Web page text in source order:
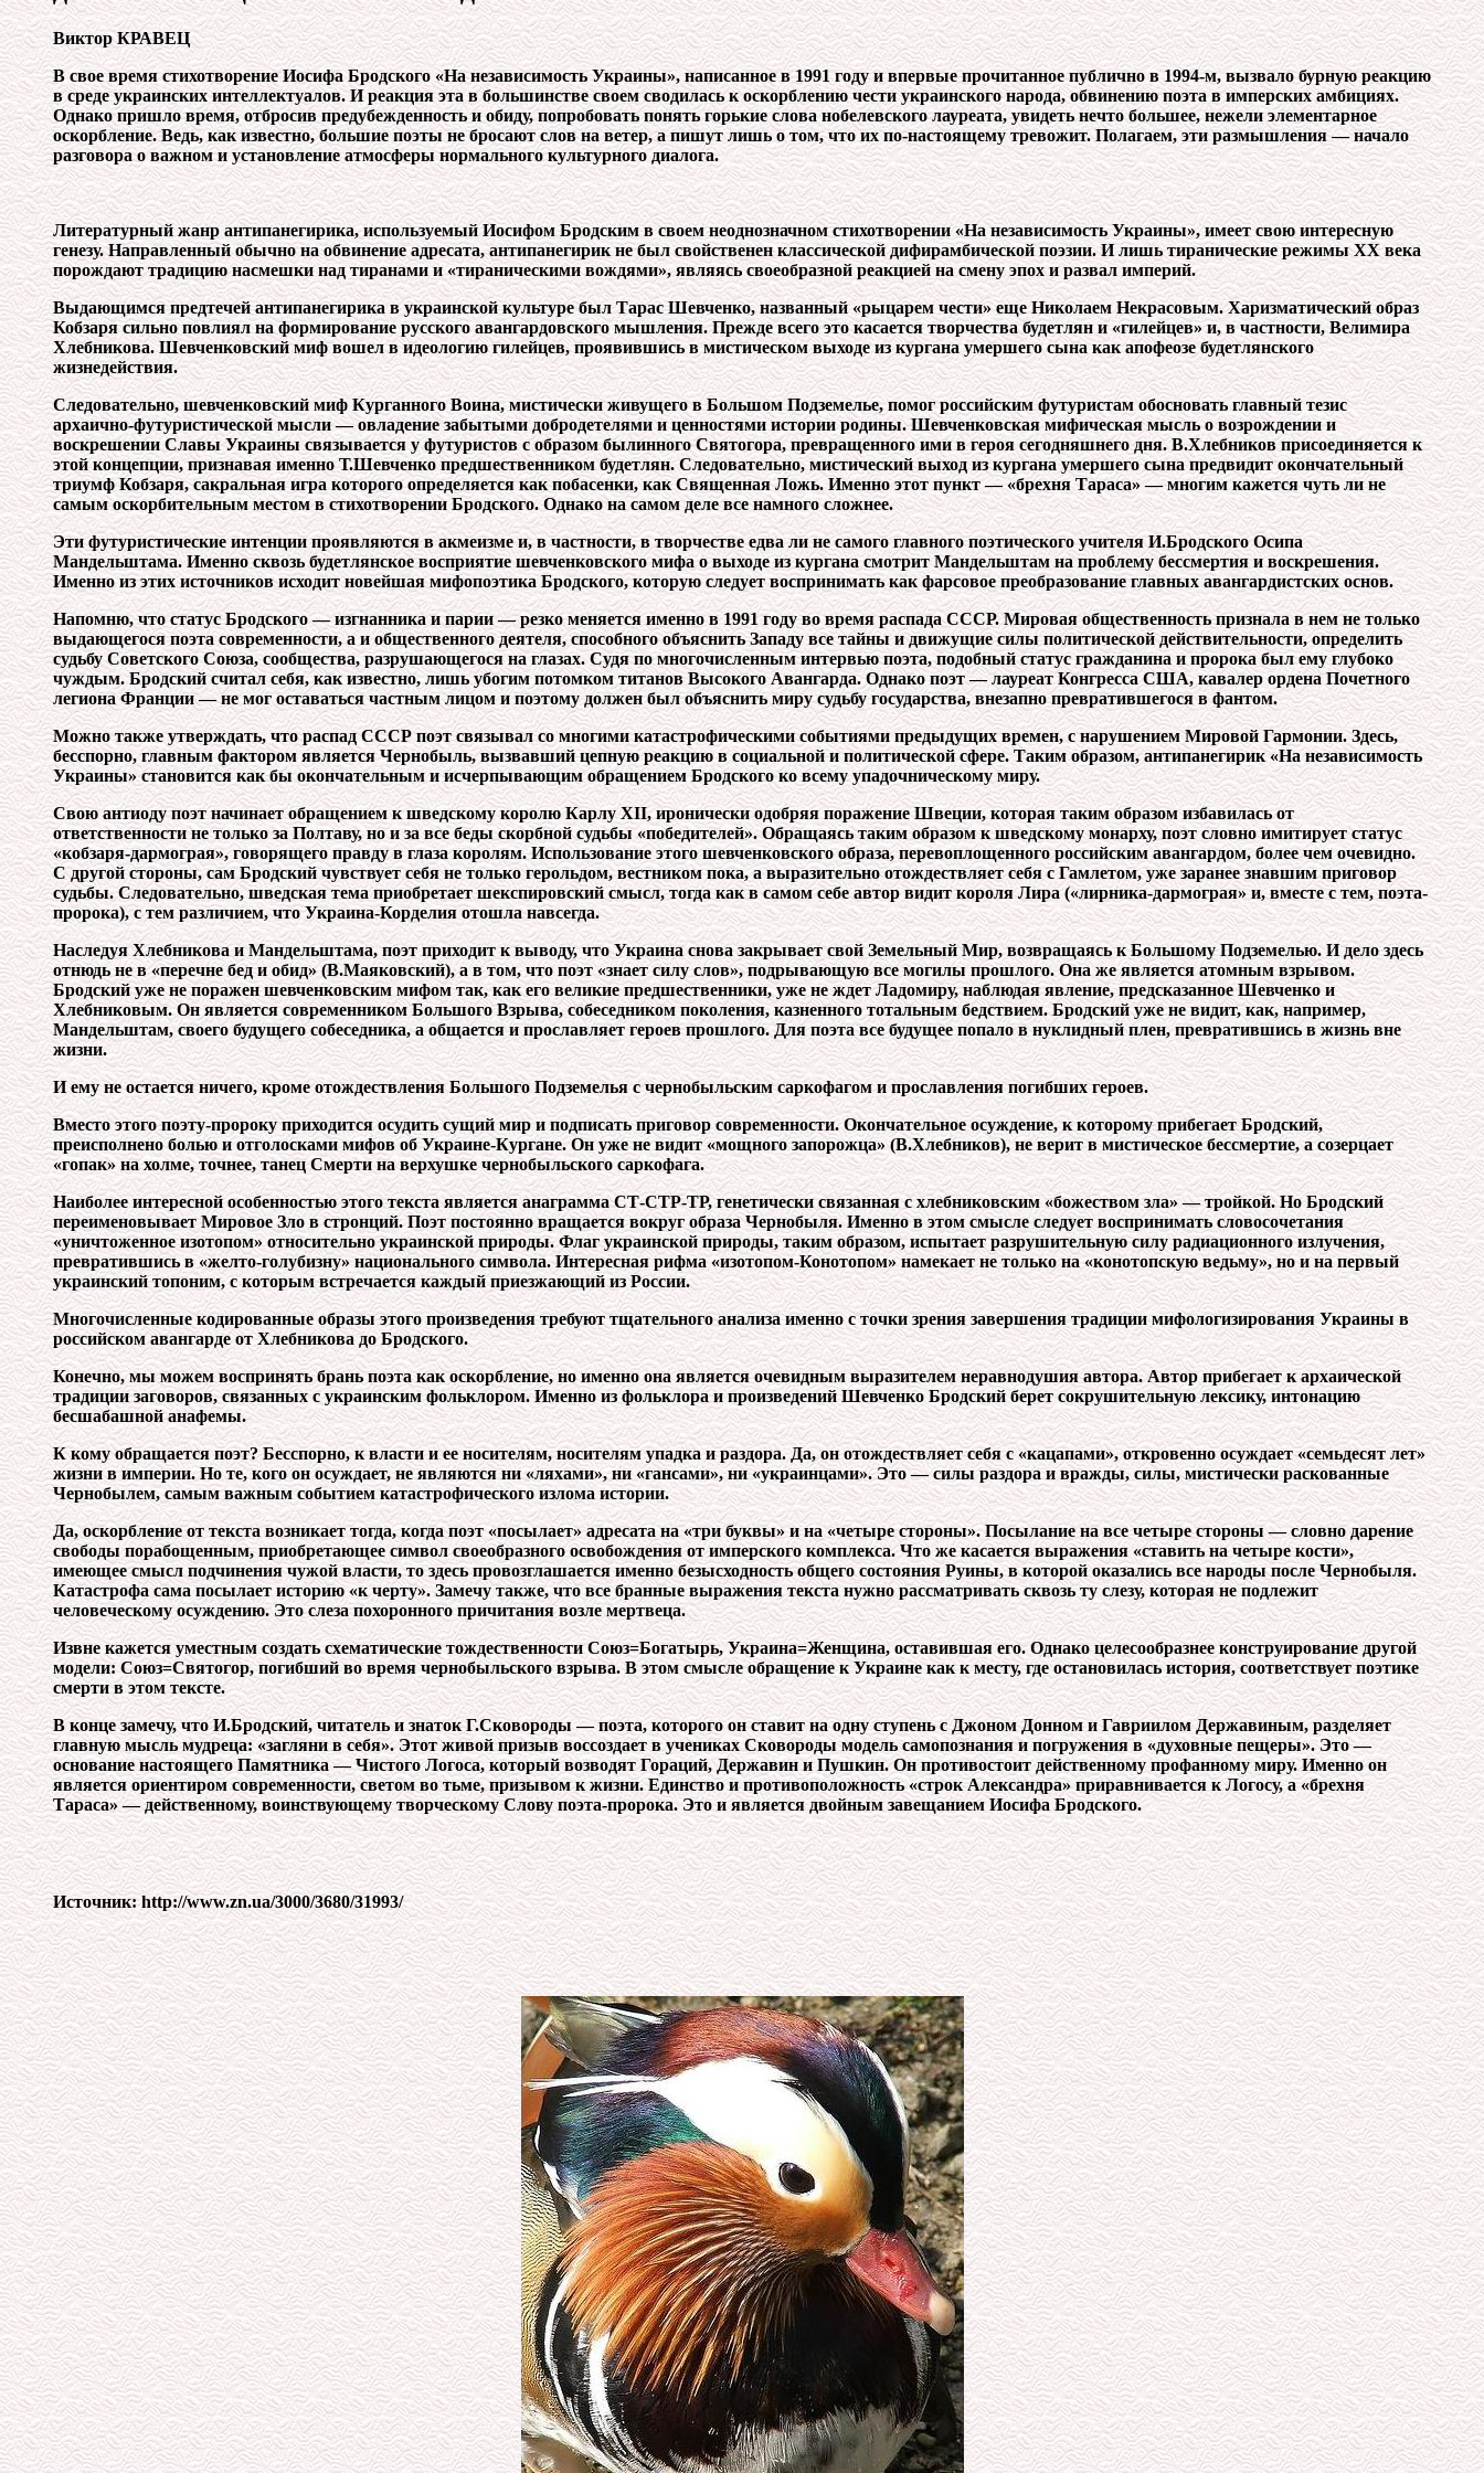
Виктор КРАВЕЦ
В свое время стихотворение Иосифа Бродского «На независимость Украины», написанное в 1991 году и впервые прочитанное публично в 1994-м, вызвало бурную реакцию
в среде украинских интеллектуалов. И реакция эта в большинстве своем сводилась к оскорблению чести украинского народа, обвинению поэта в имперских амбициях.
Однако пришло время, отбросив предубежденность и обиду, попробовать понять горькие слова нобелевского лауреата, увидеть нечто большее, нежели элементарное
оскорбление. Ведь, как известно, большие поэты не бросают слов на ветер, а пишут лишь о том, что их по-настоящему тревожит. Полагаем, эти размышления — начало
разговора о важном и установление атмосферы нормального культурного диалога.
Литературный жанр антипанегирика, используемый Иосифом Бродским в своем неоднозначном стихотворении «На независимость Украины», имеет свою интересную
генезу. Направленный обычно на обвинение адресата, антипанегирик не был свойственен классической дифирамбической поэзии. И лишь тиранические режимы ХХ века
порождают традицию насмешки над тиранами и «тираническими вождями», являясь своеобразной реакцией на смену эпох и развал империй.
Выдающимся предтечей антипанегирика в украинской культуре был Тарас Шевченко, названный «рыцарем чести» еще Николаем Некрасовым. Харизматический образ
Кобзаря сильно повлиял на формирование русского авангардовского мышления. Прежде всего это касается творчества будетлян и «гилейцев» и, в частности, Велимира
Хлебникова. Шевченковский миф вошел в идеологию гилейцев, проявившись в мистическом выходе из кургана умершего сына как апофеозе будетлянского
жизнедействия.
Следовательно, шевченковский миф Курганного Воина, мистически живущего в Большом Подземелье, помог российским футуристам обосновать главный тезис
архаично-футуристической мысли — овладение забытыми добродетелями и ценностями истории родины. Шевченковская мифическая мысль о возрождении и
воскрешении Славы Украины связывается у футуристов с образом былинного Святогора, превращенного ими в героя сегодняшнего дня. В.Хлебников присоединяется к
этой концепции, признавая именно Т.Шевченко предшественником будетлян. Следовательно, мистический выход из кургана умершего сына предвидит окончательный
триумф Кобзаря, сакральная игра которого определяется как побасенки, как Священная Ложь. Именно этот пункт — «брехня Тараса» — многим кажется чуть ли не
самым оскорбительным местом в стихотворении Бродского. Однако на самом деле все намного сложнее.
Эти футуристические интенции проявляются в акмеизме и, в частности, в творчестве едва ли не самого главного поэтического учителя И.Бродского Осипа
Мандельштама. Именно сквозь будетлянское восприятие шевченковского мифа о выходе из кургана смотрит Мандельштам на проблему бессмертия и воскрешения.
Именно из этих источников исходит новейшая мифопоэтика Бродского, которую следует воспринимать как фарсовое преобразование главных авангардистских основ.
Напомню, что статус Бродского — изгнанника и парии — резко меняется именно в 1991 году во время распада СССР. Мировая общественность признала в нем не только
выдающегося поэта современности, а и общественного деятеля, способного объяснить Западу все тайны и движущие силы политической действительности, определить
судьбу Советского Союза, сообщества, разрушающегося на глазах. Судя по многочисленным интервью поэта, подобный статус гражданина и пророка был ему глубоко
чуждым. Бродский считал себя, как известно, лишь убогим потомком титанов Высокого Авангарда. Однако поэт — лауреат Конгресса США, кавалер ордена Почетного
легиона Франции — не мог оставаться частным лицом и поэтому должен был объяснить миру судьбу государства, внезапно превратившегося в фантом.
Можно также утверждать, что распад СССР поэт связывал со многими катастрофическими событиями предыдущих времен, с нарушением Мировой Гармонии. Здесь,
бесспорно, главным фактором является Чернобыль, вызвавший цепную реакцию в социальной и политической сфере. Таким образом, антипанегирик «На независимость
Украины» становится как бы окончательным и исчерпывающим обращением Бродского ко всему упадочническому миру.
Свою антиоду поэт начинает обращением к шведскому королю Карлу ХІІ, иронически одобряя поражение Швеции, которая таким образом избавилась от
ответственности не только за Полтаву, но и за все беды скорбной судьбы «победителей». Обращаясь таким образом к шведскому монарху, поэт словно имитирует статус
«кобзаря-дармограя», говорящего правду в глаза королям. Использование этого шевченковского образа, перевоплощенного российским авангардом, более чем очевидно.
С другой стороны, сам Бродский чувствует себя не только герольдом, вестником пока, а выразительно отождествляет себя с Гамлетом, уже заранее знавшим приговор
судьбы. Следовательно, шведская тема приобретает шекспировский смысл, тогда как в самом себе автор видит короля Лира («лирника-дармограя» и, вместе с тем, поэта-
пророка), с тем различием, что Украина-Корделия отошла навсегда.
Наследуя Хлебникова и Мандельштама, поэт приходит к выводу, что Украина снова закрывает свой Земельный Мир, возвращаясь к Большому Подземелью. И дело здесь
отнюдь не в «перечне бед и обид» (В.Маяковский), а в том, что поэт «знает силу слов», подрывающую все могилы прошлого. Она же является атомным взрывом.
Бродский уже не поражен шевченковским мифом так, как его великие предшественники, уже не ждет Ладомиру, наблюдая явление, предсказанное Шевченко и
Хлебниковым. Он является современником Большого Взрыва, собеседником поколения, казненного тотальным бедствием. Бродский уже не видит, как, например,
Мандельштам, своего будущего собеседника, а общается и прославляет героев прошлого. Для поэта все будущее попало в нуклидный плен, превратившись в жизнь вне
жизни.
И ему не остается ничего, кроме отождествления Большого Подземелья с чернобыльским саркофагом и прославления погибших героев.
Вместо этого поэту-пророку приходится осудить сущий мир и подписать приговор современности. Окончательное осуждение, к которому прибегает Бродский,
преисполнено болью и отголосками мифов об Украине-Кургане. Он уже не видит «мощного запорожца» (В.Хлебников), не верит в мистическое бессмертие, а созерцает
«гопак» на холме, точнее, танец Смерти на верхушке чернобыльского саркофага.
Наиболее интересной особенностью этого текста является анаграмма СТ-СТР-ТР, генетически связанная с хлебниковским «божеством зла» — тройкой. Но Бродский
переименовывает Мировое Зло в стронций. Поэт постоянно вращается вокруг образа Чернобыля. Именно в этом смысле следует воспринимать словосочетания
«уничтоженное изотопом» относительно украинской природы. Флаг украинской природы, таким образом, испытает разрушительную силу радиационного излучения,
превратившись в «желто-голубизну» национального символа. Интересная рифма «изотопом-Конотопом» намекает не только на «конотопскую ведьму», но и на первый
украинский топоним, с которым встречается каждый приезжающий из России.
Многочисленные кодированные образы этого произведения требуют тщательного анализа именно с точки зрения завершения традиции мифологизирования Украины в
российском авангарде от Хлебникова до Бродского.
Конечно, мы можем воспринять брань поэта как оскорбление, но именно она является очевидным выразителем неравнодушия автора. Автор прибегает к архаической
традиции заговоров, связанных с украинским фольклором. Именно из фольклора и произведений Шевченко Бродский берет сокрушительную лексику, интонацию
бесшабашной анафемы.
К кому обращается поэт? Бесспорно, к власти и ее носителям, носителям упадка и раздора. Да, он отождествляет себя с «кацапами», откровенно осуждает «семьдесят лет»
жизни в империи. Но те, кого он осуждает, не являются ни «ляхами», ни «гансами», ни «украинцами». Это — силы раздора и вражды, силы, мистически раскованные
Чернобылем, самым важным событием катастрофического излома истории.
Да, оскорбление от текста возникает тогда, когда поэт «посылает» адресата на «три буквы» и на «четыре стороны». Посылание на все четыре стороны — словно дарение
свободы порабощенным, приобретающее символ своеобразного освобождения от имперского комплекса. Что же касается выражения «ставить на четыре кости»,
имеющее смысл подчинения чужой власти, то здесь провозглашается именно безысходность общего состояния Руины, в которой оказались все народы после Чернобыля.
Катастрофа сама посылает историю «к черту». Замечу также, что все бранные выражения текста нужно рассматривать сквозь ту слезу, которая не подлежит
человеческому осуждению. Это слеза похоронного причитания возле мертвеца.
Извне кажется уместным создать схематические тождественности Союз=Богатырь, Украина=Женщина, оставившая его. Однако целесообразнее конструирование другой
модели: Союз=Святогор, погибший во время чернобыльского взрыва. В этом смысле обращение к Украине как к месту, где остановилась история, соответствует поэтике
смерти в этом тексте.
В конце замечу, что И.Бродский, читатель и знаток Г.Сковороды — поэта, которого он ставит на одну ступень с Джоном Донном и Гавриилом Державиным, разделяет
главную мысль мудреца: «загляни в себя». Этот живой призыв воссоздает в учениках Сковороды модель самопознания и погружения в «духовные пещеры». Это —
основание настоящего Памятника — Чистого Логоса, который возводят Гораций, Державин и Пушкин. Он противостоит действенному профанному миру. Именно он
является ориентиром современности, светом во тьме, призывом к жизни. Единство и противоположность «строк Александра» приравнивается к Логосу, а «брехня
Тараса» — действенному, воинствующему творческому Слову поэта-пророка. Это и является двойным завещанием Иосифа Бродского.
Источник: http://www.zn.ua/3000/3680/31993/